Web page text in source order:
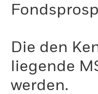
Die den
liegende
werden.